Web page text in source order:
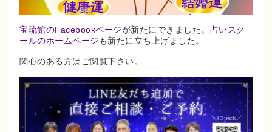
宝琉館のFacebookページが新たにできました。 占いスク
ールのホームページ も新たに立ち上げました。
関心のある方はご閲覧下さい。